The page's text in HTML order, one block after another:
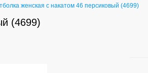
женская с накатом 46 персиковый (4699)
(4699)